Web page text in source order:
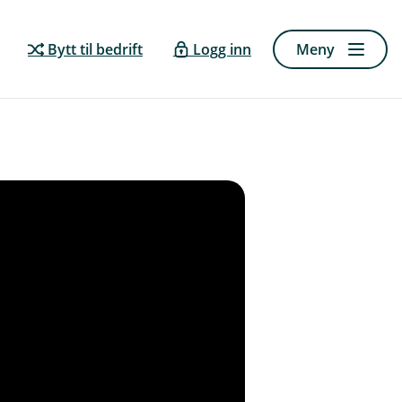
Bytt til bedrift Logg inn Meny